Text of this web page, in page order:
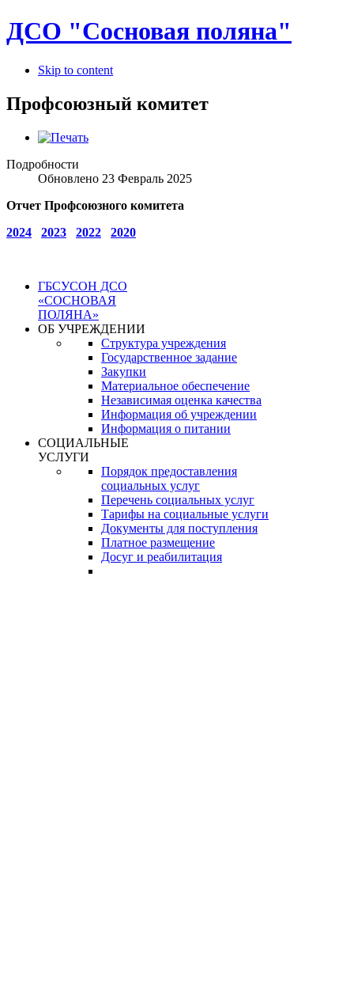
ДСО "Сосновая поляна"
Skip to content
Профсоюзный комитет
Подробности
Обновлено 23 Февраль 2025
Отчет Профсоюзного комитета
2024
2023 2022 2020
ГБСУСОН ДСО
«СОСНОВАЯ
ПОЛЯНА»
ОБ УЧРЕЖДЕНИИ
Структура учреждения
Государственное задание
Закупки
Материальное обеспечение
Независимая оценка качества
Информация об учреждении
Информация о питании
СОЦИАЛЬНЫЕ
УСЛУГИ
Порядок предоставления
социальных услуг
Перечень социальных услуг
Тарифы на социальные услуги
Документы для поступления
Платное размещение
Досуг и реабилитация